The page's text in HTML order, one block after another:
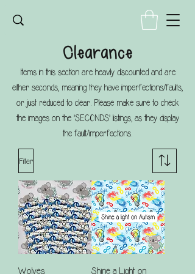
Clearance
Items in this section are heavily discounted and are
either seconds, meaning they have imperfections/faults,
or just reduced to clear. Please make sure to check
the images on the 'SECONDS' listings, as they display
the fault/imperfections.
Filter
Wolves
Shine a Light on